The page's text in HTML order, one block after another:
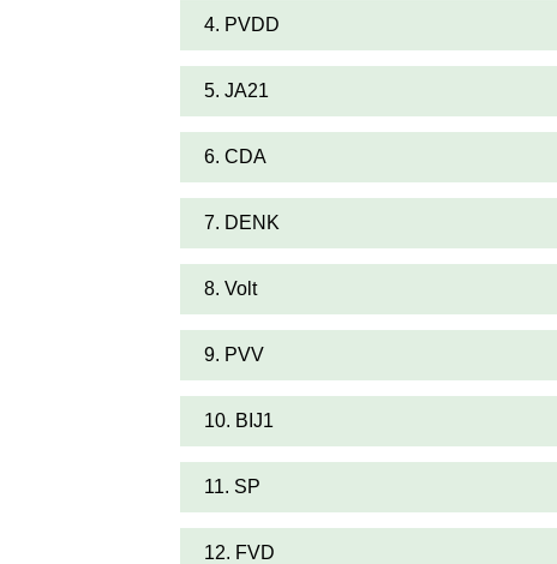
4. PVDD
5. JA21
6. CDA
7. DENK
8. Volt
9. PVV
10. BIJ1
11. SP
12. FVD